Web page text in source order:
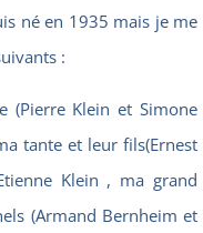
né en 1935 mais je me
:
(Pierre Klein et Simone
tante et leur fils(Ernest
Klein , ma grand
(Armand Bernheim et